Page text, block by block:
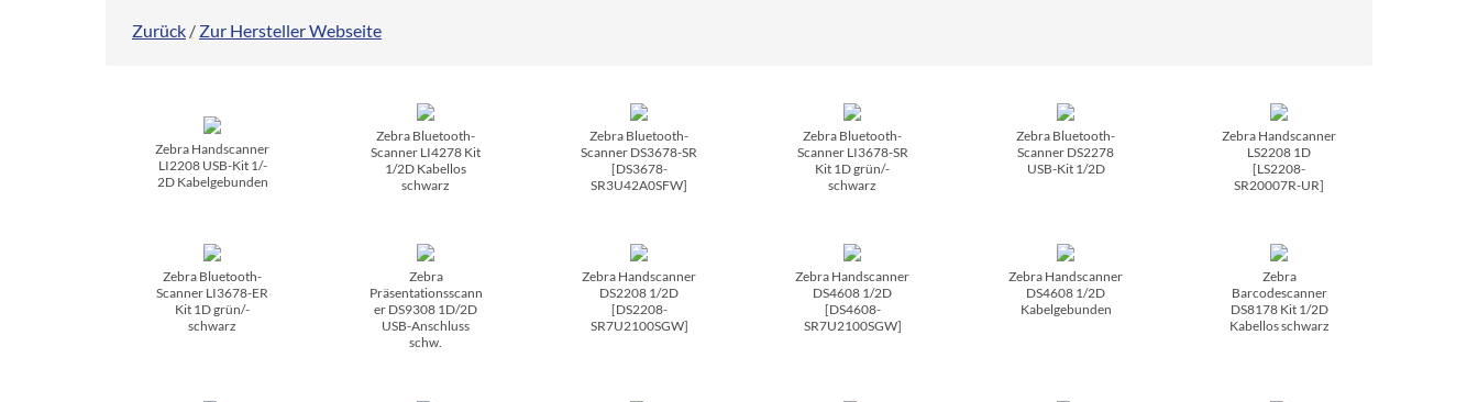
Zurück / Zur Hersteller Webseite
Zebra Handscanner
LI2208 USB-Kit 1/­
2D Kabelgebunden
Zebra Bluetooth-
Scanner LI4278 Kit
1/­2D Kabellos
schwarz
Zebra Bluetooth-
Scanner DS3678-SR
[DS3678-
SR3U42A0SFW]
Zebra Bluetooth-
Scanner LI3678-SR
Kit 1D grün/­
schwarz
Zebra Bluetooth-
Scanner DS2278
USB-Kit 1/­2D
Zebra Handscanner
LS2208 1D
[LS2208-
SR20007R-UR]
Zebra Bluetooth-
Scanner LI3678-ER
Kit 1D grün/­
schwarz
Zebra
Präsentationsscann
er DS9308 1D/­2D
USB-Anschluss
schw.
Zebra Handscanner
DS2208 1/­2D
[DS2208-
SR7U2100SGW]
Zebra Handscanner
DS4608 1/­2D
[DS4608-
SR7U2100SGW]
Zebra Handscanner
DS4608 1/­2D
Kabelgebunden
Zebra
Barcodescanner
DS8178 Kit 1/­2D
Kabellos schwarz